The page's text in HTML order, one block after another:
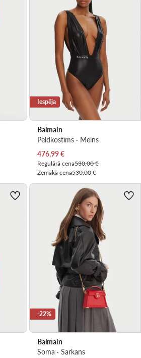
Iespēja
Balmain
Peldkostīms · Melns
Pašreizējā cena
476,99€
Regulārā cena530,00 €
Zemākā cena530,00 €
-22%
Balmain
Soma · Sarkans